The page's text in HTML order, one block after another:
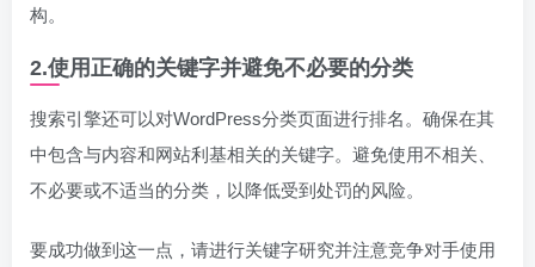
构。
2.使用正确的关键字并避免不必要的分类
搜索引擎还可以对WordPress分类页面进行排名。确保在其
中包含与内容和网站利基相关的关键字。避免使用不相关、
不必要或不适当的分类，以降低受到处罚的风险。
要成功做到这一点，请进行关键字研究并注意竞争对手使用